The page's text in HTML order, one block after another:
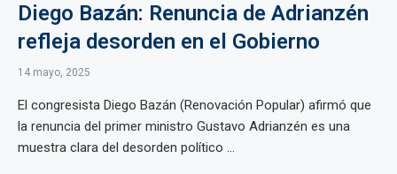
Diego Bazán: Renuncia de Adrianzén
refleja desorden en el Gobierno
14 mayo, 2025
El congresista Diego Bazán (Renovación Popular) afirmó que
la renuncia del primer ministro Gustavo Adrianzén es una
muestra clara del desorden político ...